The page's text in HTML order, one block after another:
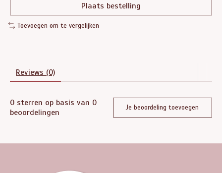
Plaats bestelling
Toevoegen om te vergelijken
Reviews (0)
0 sterren op basis van 0
beoordelingen
Je beoordeling toevoegen